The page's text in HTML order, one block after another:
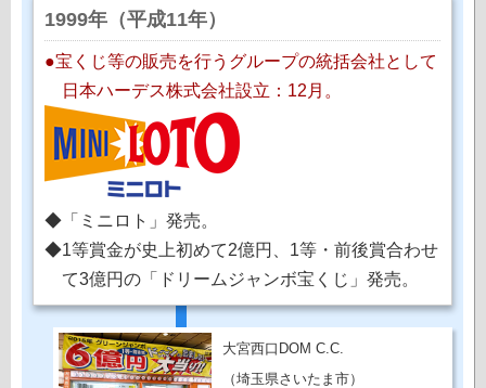
1999年（平成11年）
●宝くじ等の販売を行うグループの統括会社として
日本ハーデス株式会社設立：12月。
◆「ミニロト」発売。
◆1等賞金が史上初めて2億円、1等・前後賞合わせ
て3億円の「ドリームジャンボ宝くじ」発売。
大宮西口DOM C.C.
（埼玉県さいたま市）